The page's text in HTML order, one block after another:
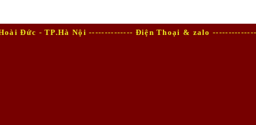
Đức - TP.Hà Nội -------------- Điện Thoại & zalo --------------